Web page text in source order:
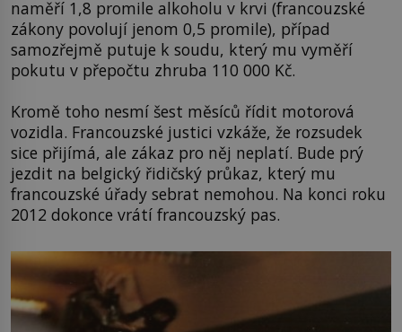
naměří 1,8 promile alkoholu v krvi (francouzské
zákony povolují jenom 0,5 promile), případ
samozřejmě putuje k soudu, který mu vyměří
pokutu v přepočtu zhruba 110 000 Kč.
Kromě toho nesmí šest měsíců řídit motorová
vozidla. Francouzské justici vzkáže, že rozsudek
sice přijímá, ale zákaz pro něj neplatí. Bude prý
jezdit na belgický řidičský průkaz, který mu
francouzské úřady sebrat nemohou. Na konci roku
2012 dokonce vrátí francouzský pas.